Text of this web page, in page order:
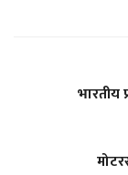
भारतीय